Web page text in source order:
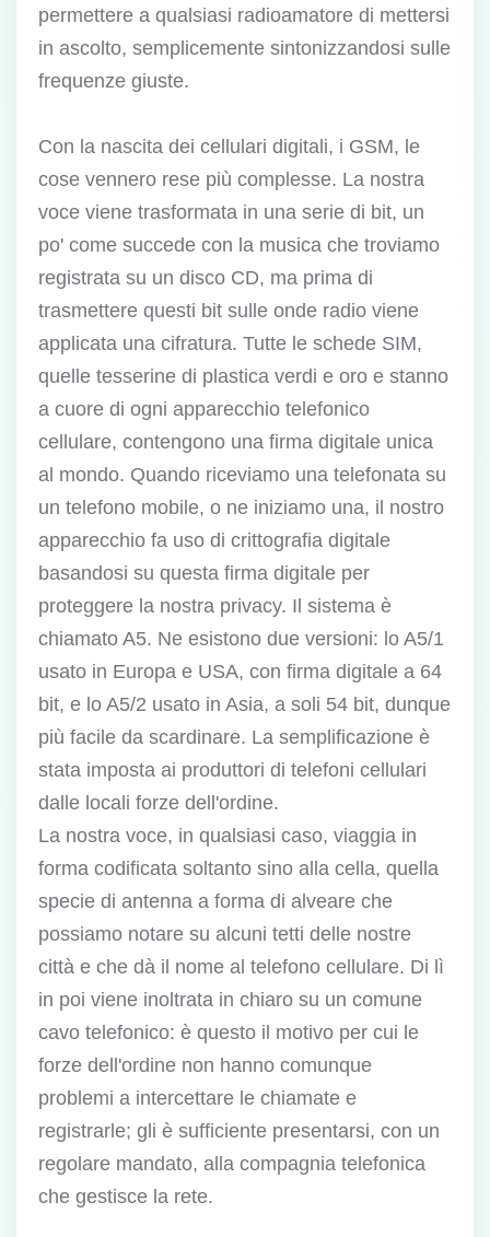
permettere a qualsiasi radioamatore di mettersi
in ascolto, semplicemente sintonizzandosi sulle
frequenze giuste.
Con la nascita dei cellulari digitali, i GSM, le
cose vennero rese più complesse. La nostra
voce viene trasformata in una serie di bit, un
po' come succede con la musica che troviamo
registrata su un disco CD, ma prima di
trasmettere questi bit sulle onde radio viene
applicata una cifratura. Tutte le schede SIM,
quelle tesserine di plastica verdi e oro e stanno
a cuore di ogni apparecchio telefonico
cellulare, contengono una firma digitale unica
al mondo. Quando riceviamo una telefonata su
un telefono mobile, o ne iniziamo una, il nostro
apparecchio fa uso di crittografia digitale
basandosi su questa firma digitale per
proteggere la nostra privacy. Il sistema è
chiamato A5. Ne esistono due versioni: lo A5/1
usato in Europa e USA, con firma digitale a 64
bit, e lo A5/2 usato in Asia, a soli 54 bit, dunque
più facile da scardinare. La semplificazione è
stata imposta ai produttori di telefoni cellulari
dalle locali forze dell'ordine.
La nostra voce, in qualsiasi caso, viaggia in
forma codificata soltanto sino alla cella, quella
specie di antenna a forma di alveare che
possiamo notare su alcuni tetti delle nostre
città e che dà il nome al telefono cellulare. Di lì
in poi viene inoltrata in chiaro su un comune
cavo telefonico: è questo il motivo per cui le
forze dell'ordine non hanno comunque
problemi a intercettare le chiamate e
registrarle; gli è sufficiente presentarsi, con un
regolare mandato, alla compagnia telefonica
che gestisce la rete.